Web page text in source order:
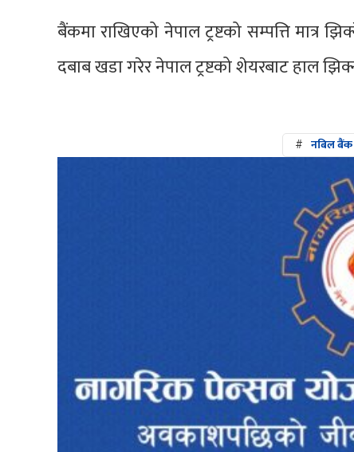
बैंकमा राखिएको नेपाल ट्रष्टको सम्पत्ति मात्र
दबाब खडा गरेर नेपाल ट्रष्टको शेयरबाट हाल
# नबिल बैंक